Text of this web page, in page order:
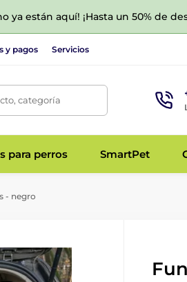
ya están aquí! ¡Hasta un 50% de
y pagos Servicios
categoría
para perros SmartPet
- negro